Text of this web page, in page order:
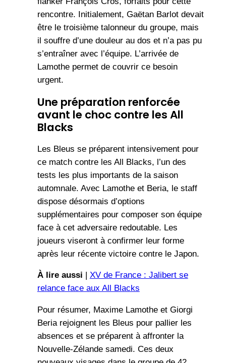
rencontre. Initialement, Gaëtan Barlot devait
être le troisième talonneur du groupe, mais
il souffre d’une douleur au dos et n’a pas pu
s’entraîner avec l’équipe. L’arrivée de
Lamothe permet de couvrir ce besoin
urgent.
Une préparation renforcée
avant le choc contre les All
Blacks
Les Bleus se préparent intensivement pour
ce match contre les All Blacks, l’un des
tests les plus importants de la saison
automnale. Avec Lamothe et Beria, le staff
dispose désormais d’options
supplémentaires pour composer son équipe
face à cet adversaire redoutable. Les
joueurs viseront à confirmer leur forme
après leur récente victoire contre le Japon.
À lire aussi
XV de France : Jalibert se
relance face aux All Blacks
Pour résumer, Maxime Lamothe et Giorgi
Beria rejoignent les Bleus pour pallier les
absences et se préparent à affronter la
Nouvelle-Zélande samedi. Ces deux